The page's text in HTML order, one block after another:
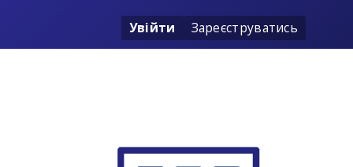
Увійти Зареєструватись